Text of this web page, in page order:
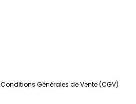
Conditions Générales de Vente (CGV)